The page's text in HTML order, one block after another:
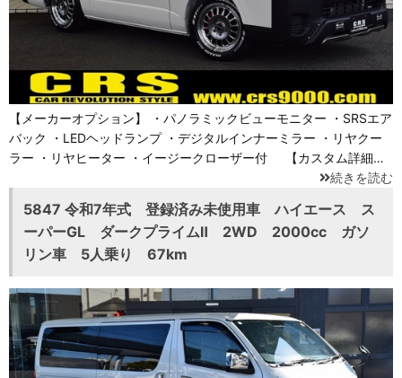
【メーカーオプション】 ・パノラミックビューモニター ・SRSエア
バック ・LEDヘッドランプ ・デジタルインナーミラー ・リヤクー
ラー ・リヤヒーター ・イージークローザー付 【カスタム詳細…
続きを読む
5847 令和7年式 登録済み未使用車 ハイエース ス
ーパーGL ダークプライムⅡ 2WD 2000cc ガソ
リン車 5人乗り 67km